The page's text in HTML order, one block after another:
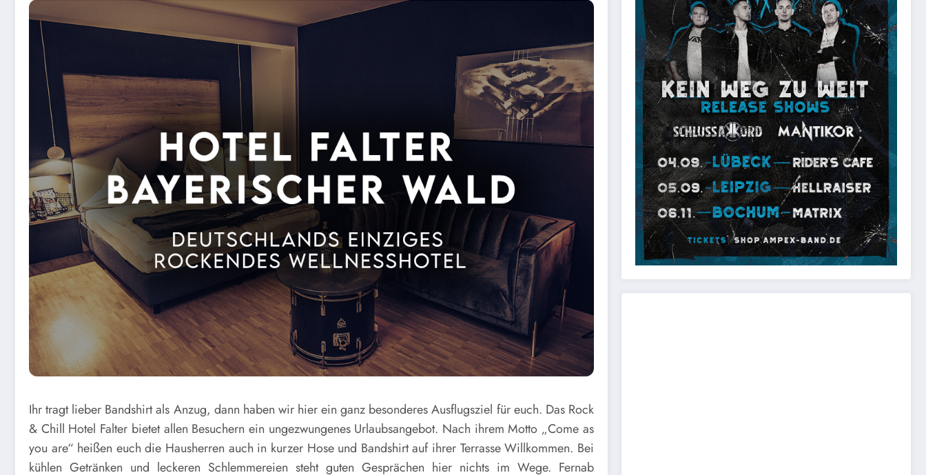
Ihr tragt lieber Bandshirt als Anzug, dann haben wir hier ein ganz besonderes Ausflugsziel für euch. Das Rock
& Chill Hotel Falter bietet allen Besuchern ein ungezwungenes Urlaubsangebot. Nach ihrem Motto „Come as
you are“ heißen euch die Hausherren auch in kurzer Hose und Bandshirt auf ihrer Terrasse Willkommen. Bei
kühlen Getränken und leckeren Schlemmereien steht guten Gesprächen hier nichts im Wege. Fernab